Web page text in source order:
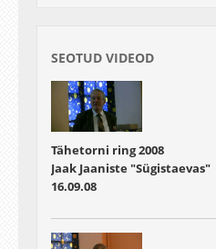
SEOTUD VIDEOD
Tähetorni ring 2008
Jaak Jaaniste "Sügistaevas"
16.09.08